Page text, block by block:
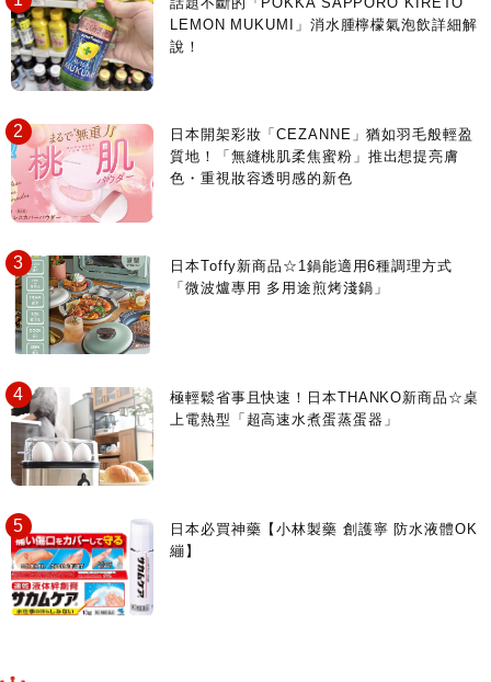
LEMON MUKUMI」消水腫檸檬氣泡飲詳細解
說！
日本開架彩妝「CEZANNE」猶如羽毛般輕盈
質地！「無縫桃肌柔焦蜜粉」推出想提亮膚
色・重視妝容透明感的新色
日本Toffy新商品☆1鍋能適用6種調理方式
「微波爐專用 多用途煎烤淺鍋」
極輕鬆省事且快速！日本THANKO新商品☆桌
上電熱型「超高速水煮蛋蒸蛋器」
日本必買神藥【小林製藥 創護寧 防水液體OK
繃】